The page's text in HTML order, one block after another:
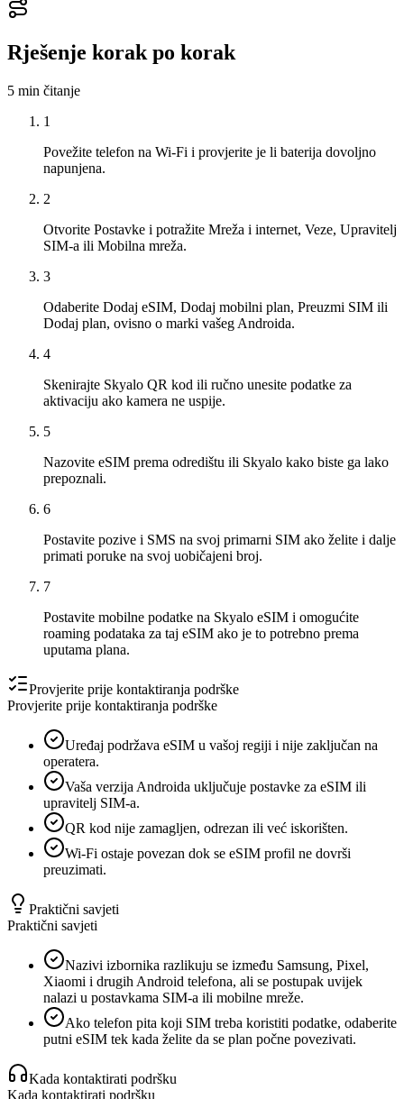
Rješenje korak po korak
5 min čitanje
1
Povežite telefon na Wi-Fi i provjerite je li baterija dovoljno
napunjena.
2
Otvorite Postavke i potražite Mreža i internet, Veze, Upravitelj
SIM-a ili Mobilna mreža.
3
Odaberite Dodaj eSIM, Dodaj mobilni plan, Preuzmi SIM ili
Dodaj plan, ovisno o marki vašeg Androida.
4
Skenirajte Skyalo QR kod ili ručno unesite podatke za
aktivaciju ako kamera ne uspije.
5
Nazovite eSIM prema odredištu ili Skyalo kako biste ga lako
prepoznali.
6
Postavite pozive i SMS na svoj primarni SIM ako želite i dalje
primati poruke na svoj uobičajeni broj.
7
Postavite mobilne podatke na Skyalo eSIM i omogućite
roaming podataka za taj eSIM ako je to potrebno prema
uputama plana.
Provjerite prije kontaktiranja podrške
Provjerite prije kontaktiranja podrške
Uređaj podržava eSIM u vašoj regiji i nije zaključan na
operatera.
Vaša verzija Androida uključuje postavke za eSIM ili
upravitelj SIM-a.
QR kod nije zamagljen, odrezan ili već iskorišten.
Wi-Fi ostaje povezan dok se eSIM profil ne dovrši
preuzimati.
Praktični savjeti
Praktični savjeti
Nazivi izbornika razlikuju se između Samsung, Pixel,
Xiaomi i drugih Android telefona, ali se postupak uvijek
nalazi u postavkama SIM-a ili mobilne mreže.
Ako telefon pita koji SIM treba koristiti podatke, odaberite
putni eSIM tek kada želite da se plan počne povezivati.
Kada kontaktirati podršku
Kada kontaktirati podršku